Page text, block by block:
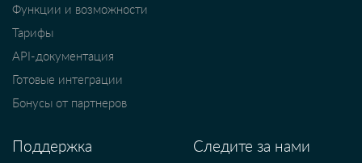
Функции и возможности
Тарифы
API-документация
Готовые интеграции
Бонусы от партнеров
Поддержка Следите за нами